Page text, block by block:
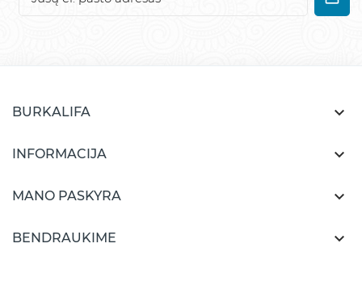
BURKALIFA 
INFORMACIJA 
MANO PASKYRA 
BENDRAUKIME 